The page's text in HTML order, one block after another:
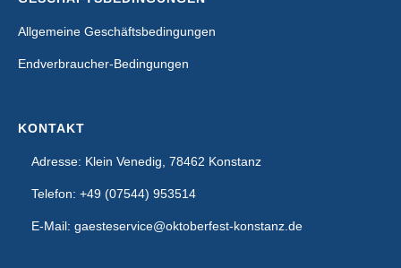
Allgemeine Geschäftsbedingungen
Endverbraucher-Bedingungen
KONTAKT
Adresse: Klein Venedig, 78462 Konstanz
Telefon: +49 (07544) 953514
E-Mail: gaesteservice@oktoberfest-konstanz.de